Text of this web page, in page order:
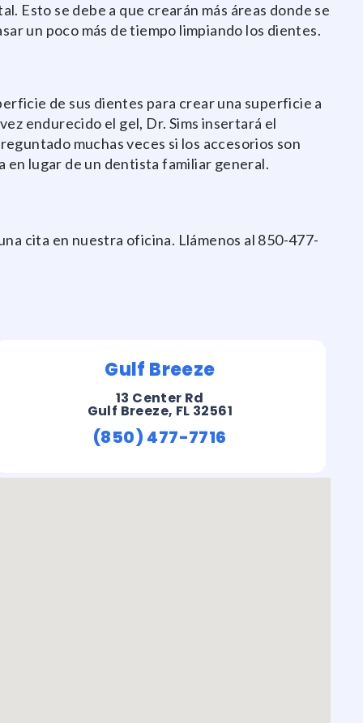
Esto se debe a que crearán más áreas donde se
un poco más de tiempo limpiando los dientes.
de sus dientes para crear una superficie a
endurecido el gel, Dr. Sims insertará el
muchas veces si los accesorios son
en lugar de un dentista familiar general.
cita en nuestra oficina. Llámenos al 850-477-
Gulf Breeze
13 Center Rd
Gulf Breeze, FL 32561
(850) 477-7716